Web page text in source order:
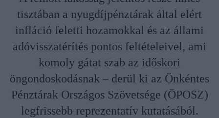
tisztában a nyugdíjpénztárak által elért
infláció feletti hozamokkal és az állami
adóvisszatérítés pontos feltételeivel, ami
komoly gátat szab az időskori
öngondoskodásnak – derül ki az Önkéntes
Pénztárak Országos Szövetsége (ÖPOSZ)
legfrissebb reprezentatív kutatásából.